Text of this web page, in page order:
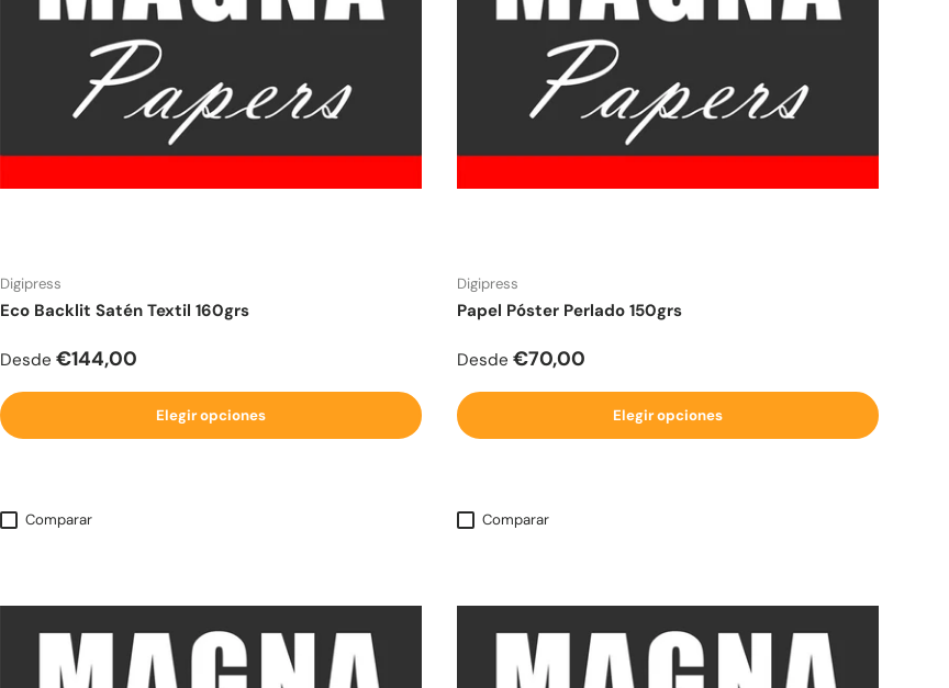
Digipress
Eco Backlit Satén Textil 160grs
Precio normal
Desde €144,00
Elegir opciones
Digipress
Papel Póster Perlado 150grs
Precio normal
Desde €70,00
Elegir opciones
Comparar Comparar